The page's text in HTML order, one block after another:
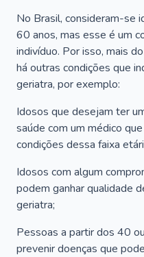
No Brasil, consideram-se
60 anos, mas esse é um
indivíduo. Por isso, mais
há outras condições que
geriatra, por exemplo:
Idosos que desejam ter
saúde com um médico
condições dessa faixa
Idosos com algum
podem ganhar qualidade
geriatra;
Pessoas a partir dos 40
prevenir doenças que